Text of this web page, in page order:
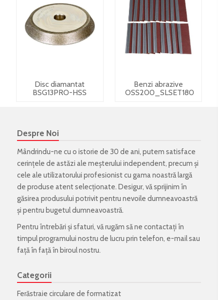
Disc diamantat
BSG13PRO-HSS
Benzi abrazive
OSS200_SLSET180
Despre Noi
Mândrindu-ne cu o istorie de 30 de ani, putem satisface
cerințele de astăzi ale meșterului independent, precum și
cele ale utilizatorului profesionist cu gama noastră largă
de produse atent selecționate. Desigur, vă sprijinim în
găsirea produsului potrivit pentru nevoile dumneavoastră
și pentru bugetul dumneavoastră.
Pentru întrebări și sfaturi, vă rugăm să ne contactați în
timpul programului nostru de lucru prin telefon, e-mail sau
față în față în biroul nostru.
Categorii
Ferăstraie circulare de formatizat